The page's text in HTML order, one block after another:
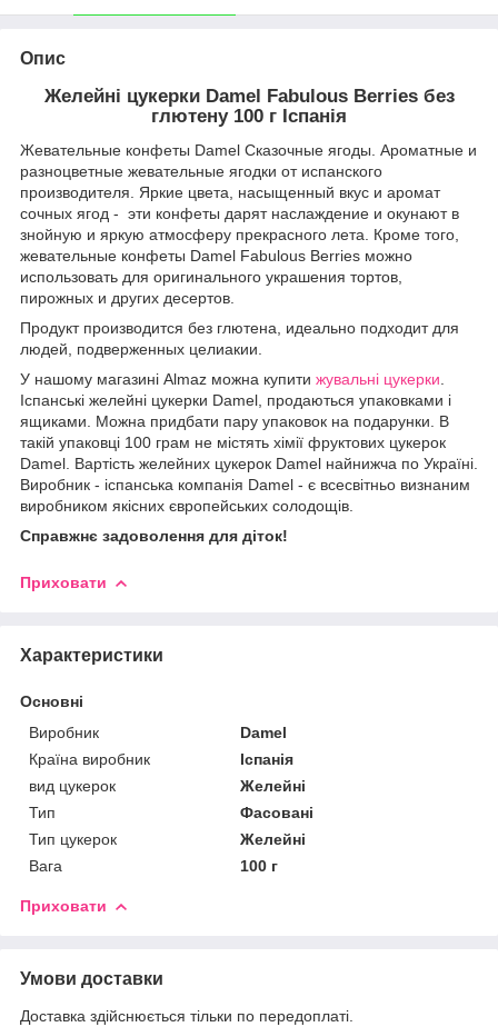
Опис
Желейні цукерки Damel Fabulous Berries без
глютену 100 г Іспанія
Жевательные конфеты Damel Сказочные ягоды. Ароматные и
разноцветные жевательные ягодки от испанского
производителя. Яркие цвета, насыщенный вкус и аромат
сочных ягод - эти конфеты дарят наслаждение и окунают в
знойную и яркую атмосферу прекрасного лета. Кроме того,
жевательные конфеты Damel Fabulous Berries можно
использовать для оригинального украшения тортов,
пирожных и других десертов.
Продукт производится без глютена, идеально подходит для
людей, подверженных целиакии.
У нашому магазині Almaz можна купити жувальні цукерки
Іспанські желейні цукерки Damel, продаються упаковками і
ящиками. Можна придбати пару упаковок на подарунки. В
такій упаковці 100 грам не містять хімії фруктових цукерок
Damel. Вартість желейних цукерок Damel найнижча по Україні.
Виробник - іспанська компанія Damel - є всесвітньо визнаним
виробником якісних європейських солодощів.
Справжнє задоволення для діток!
Приховати
Характеристики
Основні
Виробник
Damel
Країна виробник
Іспанія
вид цукерок
Желейні
Тип
Фасовані
Тип цукерок
Желейні
Вага
100 г
Приховати
Умови доставки
Доставка здійснюється тільки по передоплаті.